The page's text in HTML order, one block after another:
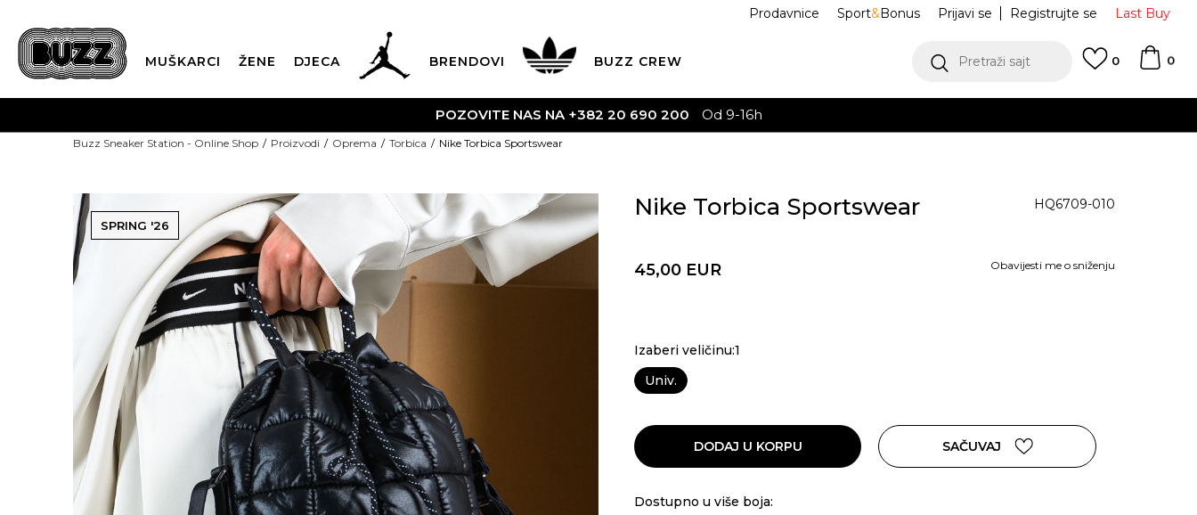
Last Buy
Prijavi se Registrujte se
Prodavnice Sport&Bonus
MUŠKARCI ŽENE DJECA BRENDOVI BUZZ CREW Pretraži sajt 0
0
Buzz Sneaker Station - Online Shop Proizvodi Oprema Torbica Nike Torbica Sportswear
SPRING '26
Nike Torbica Sportswear HQ6709-010
45,00 EUR Obavijesti me o sniženju
Izaberi veličinu:1
Univ.
DODAJ U KORPU SAČUVAJ
Dostupno u više boja: